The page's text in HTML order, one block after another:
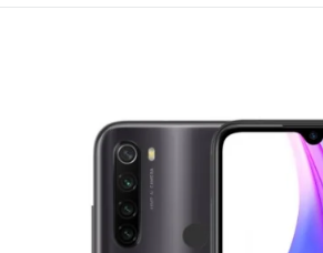
Оплачивайте сегодня только
% картой любого банка
Получайте товар